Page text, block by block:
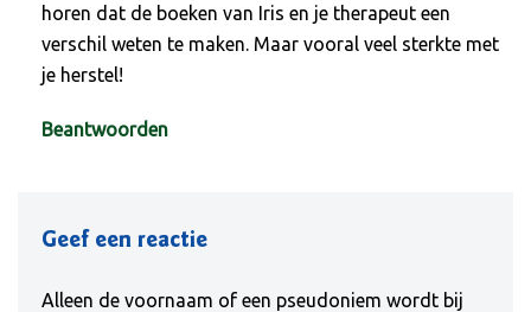
horen dat de boeken van Iris en je therapeut een
verschil weten te maken. Maar vooral veel sterkte met
je herstel!
Beantwoorden
Geef een reactie
Alleen de voornaam of een pseudoniem wordt bij